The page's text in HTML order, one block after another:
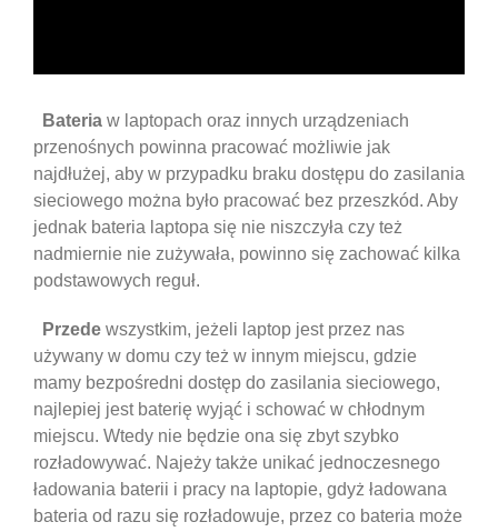
Bateria w laptopach oraz innych urządzeniach
przenośnych powinna pracować możliwie jak
najdłużej, aby w przypadku braku dostępu do zasilania
sieciowego można było pracować bez przeszkód. Aby
jednak bateria laptopa się nie niszczyła czy też
nadmiernie nie zużywała, powinno się zachować kilka
podstawowych reguł.
Przede wszystkim, jeżeli laptop jest przez nas
używany w domu czy też w innym miejscu, gdzie
mamy bezpośredni dostęp do zasilania sieciowego,
najlepiej jest baterię wyjąć i schować w chłodnym
miejscu. Wtedy nie będzie ona się zbyt szybko
rozładowywać. Najeży także unikać jednoczesnego
ładowania baterii i pracy na laptopie, gdyż ładowana
bateria od razu się rozładowuje, przez co bateria może